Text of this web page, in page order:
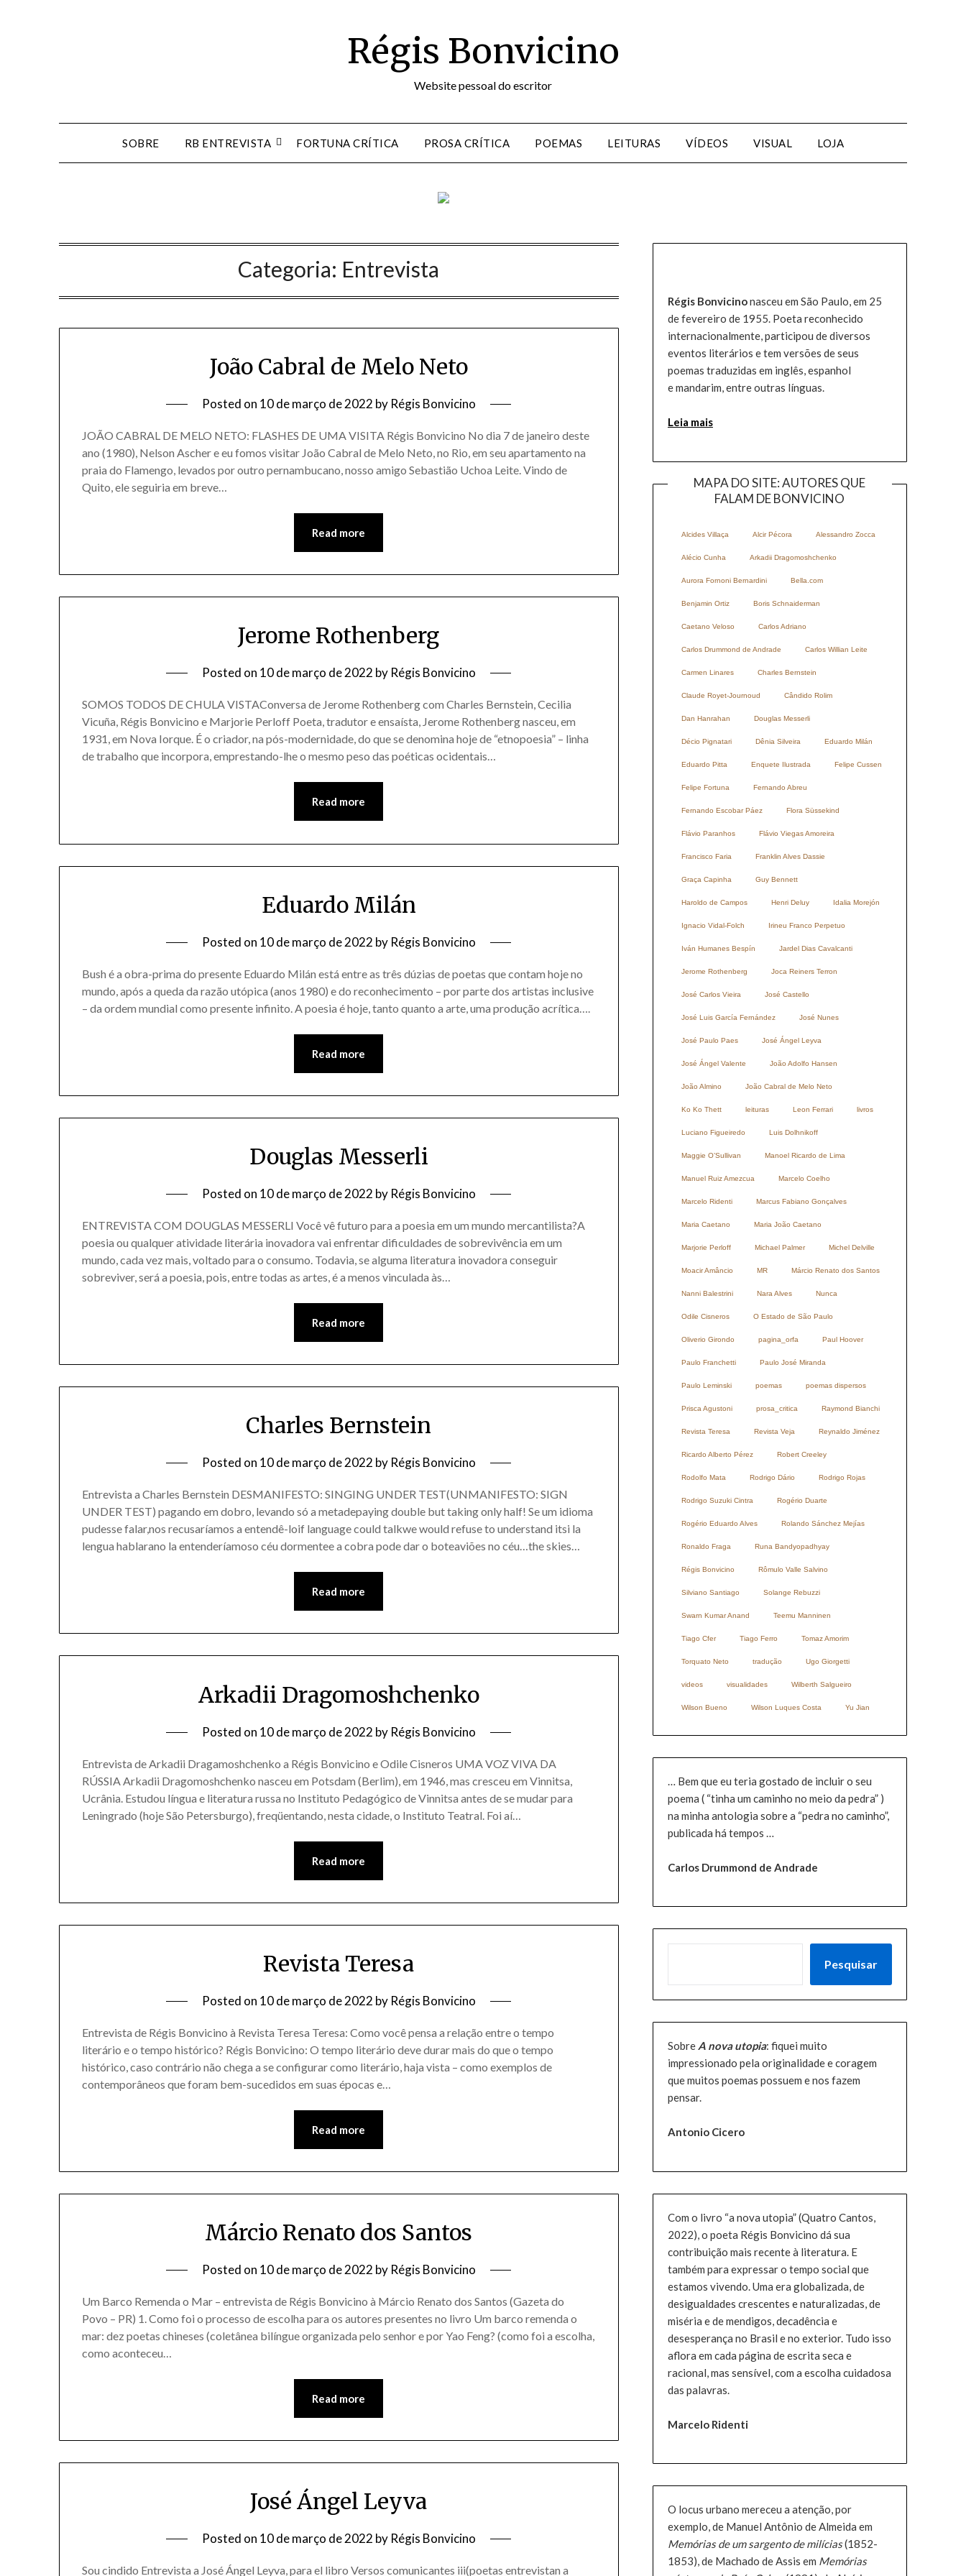
Régis Bonvicino
Website pessoal do escritor
SOBRE RB ENTREVISTA FORTUNA CRÍTICA PROSA CRÍTICA POEMAS LEITURAS VÍDEOS VISUAL LOJA
Categoria: Entrevista
João Cabral de Melo Neto
Posted on 10 de março de 2022 by Régis Bonvicino
JOÃO CABRAL DE MELO NETO: FLASHES DE UMA VISITA Régis Bonvicino No dia 7 de janeiro deste
ano (1980), Nelson Ascher e eu fomos visitar João Cabral de Melo Neto, no Rio, em seu apartamento na
praia do Flamengo, levados por outro pernambucano, nosso amigo Sebastião Uchoa Leite. Vindo de
Quito, ele seguiria em breve…
Read more
Jerome Rothenberg
Posted on 10 de março de 2022 by Régis Bonvicino
SOMOS TODOS DE CHULA VISTAConversa de Jerome Rothenberg com Charles Bernstein, Cecilia
Vicuña, Régis Bonvicino e Marjorie Perloff Poeta, tradutor e ensaísta, Jerome Rothenberg nasceu, em
1931, em Nova Iorque. É o criador, na pós-modernidade, do que se denomina hoje de “etnopoesia” – linha
de trabalho que incorpora, emprestando-lhe o mesmo peso das poéticas ocidentais…
Read more
Eduardo Milán
Posted on 10 de março de 2022 by Régis Bonvicino
Bush é a obra-prima do presente Eduardo Milán está entre as três dúzias de poetas que contam hoje no
mundo, após a queda da razão utópica (anos 1980) e do reconhecimento – por parte dos artistas inclusive
– da ordem mundial como presente infinito. A poesia é hoje, tanto quanto a arte, uma produção acrítica….
Read more
Douglas Messerli
Posted on 10 de março de 2022 by Régis Bonvicino
ENTREVISTA COM DOUGLAS MESSERLI Você vê futuro para a poesia em um mundo mercantilista?A
poesia ou qualquer atividade literária inovadora vai enfrentar dificuldades de sobrevivência em um
mundo, cada vez mais, voltado para o consumo. Todavia, se alguma literatura inovadora conseguir
sobreviver, será a poesia, pois, entre todas as artes, é a menos vinculada às…
Read more
Charles Bernstein
Posted on 10 de março de 2022 by Régis Bonvicino
Entrevista a Charles Bernstein DESMANIFESTO: SINGING UNDER TEST(UNMANIFESTO: SIGN
UNDER TEST) pagando em dobro, levando só a metadepaying double but taking only half! Se um idioma
pudesse falar,nos recusaríamos a entendê-loif language could talkwe would refuse to understand itsi la
lengua hablarano la entenderíamoso céu dormentee a cobra pode dar o boteaviões no céu…the skies…
Read more
Arkadii Dragomoshchenko
Posted on 10 de março de 2022 by Régis Bonvicino
Entrevista de Arkadii Dragamoshchenko a Régis Bonvicino e Odile Cisneros UMA VOZ VIVA DA
RÚSSIA Arkadii Dragomoshchenko nasceu em Potsdam (Berlim), em 1946, mas cresceu em Vinnitsa,
Ucrânia. Estudou língua e literatura russa no Instituto Pedagógico de Vinnitsa antes de se mudar para
Leningrado (hoje São Petersburgo), freqüentando, nesta cidade, o Instituto Teatral. Foi aí…
Read more
Revista Teresa
Posted on 10 de março de 2022 by Régis Bonvicino
Entrevista de Régis Bonvicino à Revista Teresa Teresa: Como você pensa a relação entre o tempo
literário e o tempo histórico? Régis Bonvicino: O tempo literário deve durar mais do que o tempo
histórico, caso contrário não chega a se configurar como literário, haja vista – como exemplos de
contemporâneos que foram bem-sucedidos em suas épocas e…
Read more
Márcio Renato dos Santos
Posted on 10 de março de 2022 by Régis Bonvicino
Um Barco Remenda o Mar – entrevista de Régis Bonvicino à Márcio Renato dos Santos (Gazeta do
Povo – PR) 1. Como foi o processo de escolha para os autores presentes no livro Um barco remenda o
mar: dez poetas chineses (coletânea bilíngue organizada pelo senhor e por Yao Feng? (como foi a escolha,
como aconteceu…
Read more
José Ángel Leyva
Posted on 10 de março de 2022 by Régis Bonvicino
Sou cindido Entrevista a José Ángel Leyva, para el libro Versos comunicantes iii(poetas entrevistan a
Régis Bonvicinonasceu em São Paulo, em 25
de fevereiro de 1955. Poeta reconhecido
internacionalmente, participou de diversos
eventos literários e tem versões de seus
poemas traduzidas em inglês, espanhol
e mandarim, entre outras línguas.
Leia mais
MAPA DO SITE: AUTORES QUE
FALAM DE BONVICINO
Alcides Villaça Alcir Pécora Alessandro Zocca
Alécio Cunha Arkadii Dragomoshchenko
Aurora Fornoni Bernardini Bella.com
Benjamin Ortiz Boris Schnaiderman
Caetano Veloso Carlos Adriano
Carlos Drummond de Andrade Carlos Willian Leite
Carmen Linares Charles Bernstein
Claude Royet-Journoud Cândido Rolim
Dan Hanrahan Douglas Messerli
Décio Pignatari Dênia Silveira Eduardo Milán
Eduardo Pitta Enquete Ilustrada Felipe Cussen
Felipe Fortuna Fernando Abreu
Fernando Escobar Páez Flora Süssekind
Flávio Paranhos Flávio Viegas Amoreira
Francisco Faria Franklin Alves Dassie
Graça Capinha Guy Bennett
Haroldo de Campos Henri Deluy Idalia Morejón
Ignacio Vidal-Folch Irineu Franco Perpetuo
Iván Humanes Bespín Jardel Dias Cavalcanti
Jerome Rothenberg Joca Reiners Terron
José Carlos Vieira José Castello
José Luis García Fernández José Nunes
José Paulo Paes José Ángel Leyva
José Ángel Valente João Adolfo Hansen
João Almino João Cabral de Melo Neto
Ko Ko Thett leituras Leon Ferrari livros
Luciano Figueiredo Luis Dolhnikoff
Maggie O’Sullivan Manoel Ricardo de Lima
Manuel Ruiz Amezcua Marcelo Coelho
Marcelo Ridenti Marcus Fabiano Gonçalves
Maria Caetano Maria João Caetano
Marjorie Perloff Michael Palmer Michel Delville
Moacir Amâncio MR Márcio Renato dos Santos
Nanni Balestrini Nara Alves Nunca
Odile Cisneros O Estado de São Paulo
Oliverio Girondo pagina_orfa Paul Hoover
Paulo Franchetti Paulo José Miranda
Paulo Leminski poemas poemas dispersos
Prisca Agustoni prosa_critica Raymond Bianchi
Revista Teresa Revista Veja Reynaldo Jiménez
Ricardo Alberto Pérez Robert Creeley
Rodolfo Mata Rodrigo Dário Rodrigo Rojas
Rodrigo Suzuki Cintra Rogério Duarte
Rogério Eduardo Alves Rolando Sánchez Mejías
Ronaldo Fraga Runa Bandyopadhyay
Régis Bonvicino Rômulo Valle Salvino
Silviano Santiago Solange Rebuzzi
Swarn Kumar Anand Teemu Manninen
Tiago Cfer Tiago Ferro Tomaz Amorim
Torquato Neto tradução Ugo Giorgetti
videos visualidades Wilberth Salgueiro
Wilson Bueno Wilson Luques Costa Yu Jian
… Bem que eu teria gostado de incluir o seu
poema ( “tinha um caminho no meio da pedra” )
na minha antologia sobre a “pedra no caminho”,
publicada há tempos …
Carlos Drummond de Andrade
Pesquisar
Sobre A nova utopia: fiquei muito
impressionado pela originalidade e coragem
que muitos poemas possuem e nos fazem
pensar.
Antonio Cicero
Com o livro “a nova utopia” (Quatro Cantos,
2022), o poeta Régis Bonvicino dá sua
contribuição mais recente à literatura. E
também para expressar o tempo social que
estamos vivendo. Uma era globalizada, de
desigualdades crescentes e naturalizadas, de
miséria e de mendigos, decadência e
desesperança no Brasil e no exterior. Tudo isso
aflora em cada página de escrita seca e
racional, mas sensível, com a escolha cuidadosa
das palavras.
Marcelo Ridenti
O locus urbano mereceu a atenção, por
exemplo, de Manuel Antônio de Almeida em
Memórias de um sargento de milícias(1852-
1853), de Machado de Assis em Memórias